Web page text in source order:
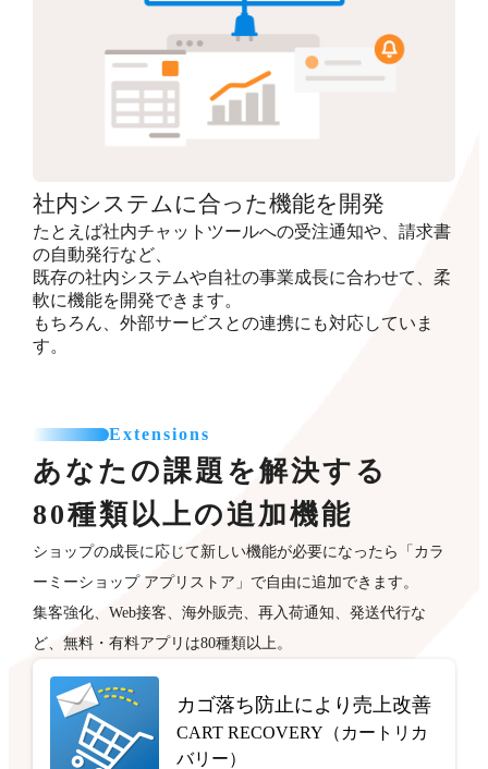
社内システムに合った機能を開発
たとえば社内チャットツールへの受注通知や、請求書
の自動発行など、
既存の社内システムや自社の事業成長に合わせて、柔
軟に機能を開発できます。
もちろん、外部サービスとの連携にも対応していま
す。
Extensions
あなたの課題を解決する
80種類以上の追加機能
ショップの成長に応じて新しい機能が必要になったら「カラ
ーミーショップ アプリストア」で自由に追加できます。
集客強化、Web接客、海外販売、再入荷通知、発送代行な
ど、無料・有料アプリは80種類以上。
カゴ落ち防止により売上改善
CART RECOVERY（カートリカ
バリー）